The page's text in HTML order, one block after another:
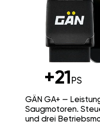
+21 PS
GÄN GA+ —
Saugmotoren.
und drei